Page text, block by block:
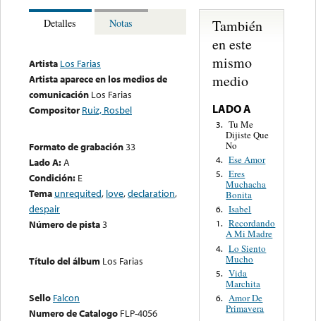
Detalles Notas
Artista Los Farias
Artista aparece en los medios de
comunicación Los Farias
Compositor Ruiz, Rosbel
Formato de grabación33
Lado A:A
Condición: E
Tema unrequited, love,declaration,
despair
Número de pista3
Título del álbum Los Farias
Sello Falcon
Numero de Catalogo FLP-4056
También
en este
mismo
medio
LADO A
3. Tu Me
Dijiste Que
No
4. Ese Amor
5. Eres
Muchacha
Bonita
6. Isabel
1. Recordando
A Mi Madre
4. Lo Siento
Mucho
5. Vida
Marchita
6. Amor De
Primavera